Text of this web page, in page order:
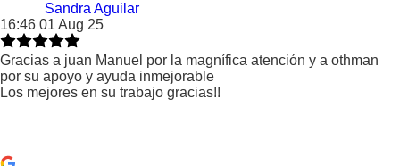
Sandra Aguilar
16:46 01 Aug 25
Gracias a juan Manuel por la magnífica atención y a othman
por su apoyo y ayuda inmejorable
Los mejores en su trabajo gracias!!